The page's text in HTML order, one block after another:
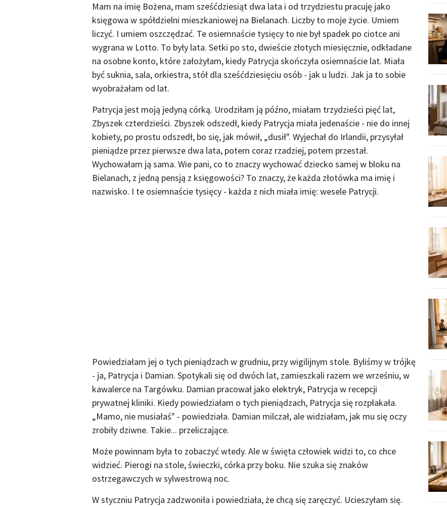
Mam na imię Bożena, mam sześćdziesiąt dwa lata i od trzydziestu pracuję jako
księgowa w spółdzielni mieszkaniowej na Bielanach. Liczby to moje życie. Umiem
liczyć. I umiem oszczędzać. Te osiemnaście tysięcy to nie był spadek po ciotce ani
wygrana w Lotto. To były lata. Setki po sto, dwieście złotych miesięcznie, odkładane
na osobne konto, które założyłam, kiedy Patrycja skończyła osiemnaście lat. Miała
być suknia, sala, orkiestra, stół dla sześćdziesięciu osób - jak u ludzi. Jak ja to sobie
wyobrażałam od lat.
Patrycja jest moją jedyną córką. Urodziłam ją późno, miałam trzydzieści pięć lat,
Zbyszek czterdzieści. Zbyszek odszedł, kiedy Patrycja miała jedenaście - nie do innej
kobiety, po prostu odszedł, bo się, jak mówił, „dusił". Wyjechał do Irlandii, przysyłał
pieniądze przez pierwsze dwa lata, potem coraz rzadziej, potem przestał.
Wychowałam ją sama. Wie pani, co to znaczy wychować dziecko samej w bloku na
Bielanach, z jedną pensją z księgowości? To znaczy, że każda złotówka ma imię i
nazwisko. I te osiemnaście tysięcy - każda z nich miała imię: wesele Patrycji.
Powiedziałam jej o tych pieniądzach w grudniu, przy wigilijnym stole. Byliśmy w trójkę
- ja, Patrycja i Damian. Spotykali się od dwóch lat, zamieszkali razem we wrześniu, w
kawalerce na Targówku. Damian pracował jako elektryk, Patrycja w recepcji
prywatnej kliniki. Kiedy powiedziałam o tych pieniądzach, Patrycja się rozpłakała.
„Mamo, nie musiałaś" - powiedziała. Damian milczał, ale widziałam, jak mu się oczy
zrobiły dziwne. Takie... przeliczające.
Może powinnam była to zobaczyć wtedy. Ale w święta człowiek widzi to, co chce
widzieć. Pierogi na stole, świeczki, córka przy boku. Nie szuka się znaków
ostrzegawczych w sylwestrową noc.
W styczniu Patrycja zadzwoniła i powiedziała, że chcą się zaręczyć. Ucieszyłam się.